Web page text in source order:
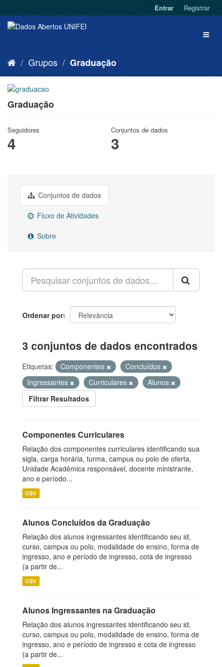
Entrar Registrar
Grupos Graduação
Graduação
Seguidores
4
Conjuntos de dados
3
Conjuntos de dados
Fluxo de Atividades
Sobre
Ordenar por
3 conjuntos de dados encontrados
Etiquetas: Componentes
Concluídos
Ingressantes
Curriculares
Alunos
Filtrar Resultados
Componentes Curriculares
Relação dos componentes curriculares identificando sua
sigla, carga horária, turma, campus ou polo de oferta,
Unidade Acadêmica responsável, docente ministrante,
ano e período...
CSV
Alunos Concluídos da Graduação
Relação dos alunos ingressantes identificando seu id,
curso, campus ou polo, modalidade de ensino, forma de
ingresso, ano e período de ingresso, cota de ingresso
(a partir de...
CSV
Alunos Ingressantes na Graduação
Relação dos alunos ingressantes identificando seu id,
curso, campus ou polo, modalidade de ensino, forma de
ingresso, ano e período de ingresso e cota de ingresso
(a partir de...